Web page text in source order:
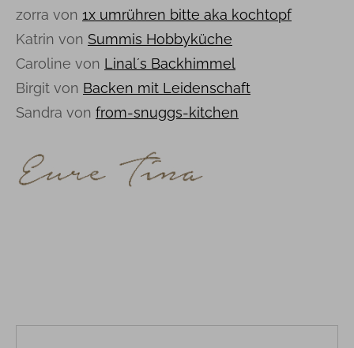
zorra von 1x umrühren bitte aka kochtopf
Katrin von Summis Hobbyküche
Caroline von Linal´s Backhimmel
Birgit von Backen mit Leidenschaft
Sandra von from-snuggs-kitchen